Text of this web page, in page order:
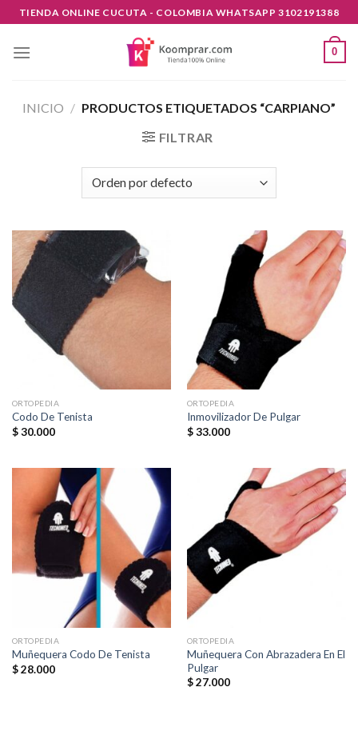
Skip
to
content
TIENDA ONLINE CUCUTA - COLOMBIA WHATSAPP 3102191388
0
INICIO / PRODUCTOS ETIQUETADOS “CARPIANO”
FILTRAR
ORTOPEDIA
Codo De Tenista
$30.000
ORTOPEDIA
Inmovilizador De Pulgar
$33.000
ORTOPEDIA
Muñequera Codo De Tenista
$28.000
ORTOPEDIA
Muñequera Con Abrazadera En El
Pulgar
$27.000